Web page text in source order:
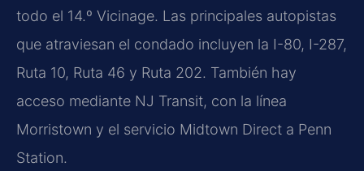
todo el 14.º Vicinage. Las principales autopistas
que atraviesan el condado incluyen la I-80, I-287,
Ruta 10, Ruta 46 y Ruta 202. También hay
acceso mediante NJ Transit, con la línea
Morristown y el servicio Midtown Direct a Penn
Station.